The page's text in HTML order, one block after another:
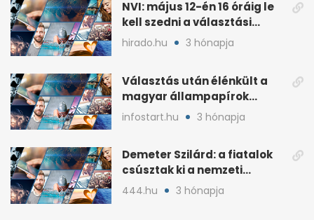
NVI: május 12-én 16 óráig le
kell szedni a választási
plakátokat
hirado.hu 3 hónapja
Választás után élénkült a
magyar állampapírok
lakossági értékesítése
infostart.hu 3 hónapja
Demeter Szilárd: a fiatalok
csúsztak ki a nemzeti
kultúrából
444.hu 3 hónapja